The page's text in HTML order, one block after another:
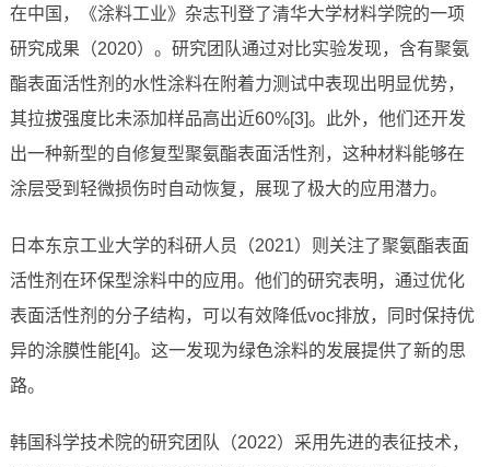
在中国，《涂料工业》杂志刊登了清华大学材料学院的一项
研究成果（2020）。研究团队通过对比实验发现，含有聚氨
酯表面活性剂的水性涂料在附着力测试中表现出明显优势，
其拉拔强度比未添加样品高出近60%[3]。此外，他们还开发
出一种新型的自修复型聚氨酯表面活性剂，这种材料能够在
涂层受到轻微损伤时自动恢复，展现了极大的应用潜力。
日本东京工业大学的科研人员（2021）则关注了聚氨酯表面
活性剂在环保型涂料中的应用。他们的研究表明，通过优化
表面活性剂的分子结构，可以有效降低voc排放，同时保持优
异的涂膜性能[4]。这一发现为绿色涂料的发展提供了新的思
路。
韩国科学技术院的研究团队（2022）采用先进的表征技术，